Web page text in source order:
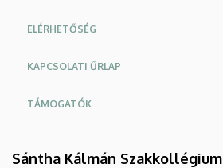
ELÉRHETŐSÉG
KAPCSOLATI ŰRLAP
TÁMOGATÓK
Sántha Kálmán Szakkollégium